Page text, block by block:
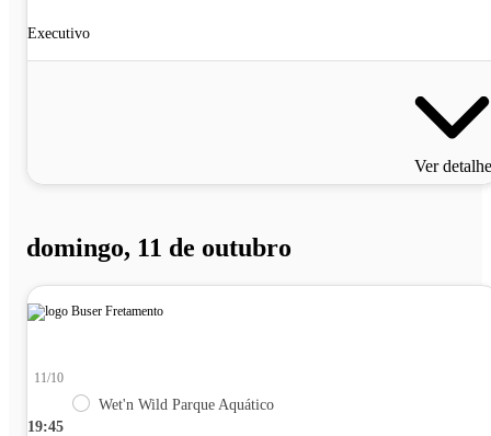
Executivo
Ver
domingo, 11 de outubro
19:45
11/10
Wet'n Wild Parque Aquático